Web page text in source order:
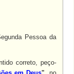
Pessoa da
correto, peço-